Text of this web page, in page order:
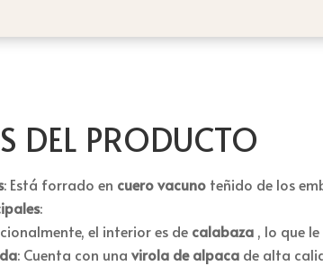
DEL PRODUCTO
: Está forrado en cuero vacuno teñido de los
:
el interior es de calabaza , lo que
: Cuenta con unavirola de alpaca de alta